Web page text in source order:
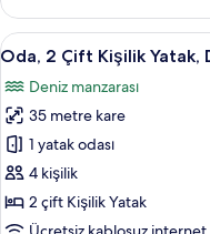
görün
(King)
Boy
Yatak,
Manzaralı
hakkında
daha
fazla
detay
Oda,
2
Çift
Kişilik
Yatak,
Deniz
Manzaralı
için
6
Oda, 2 Çift Kişilik Yatak,
Deniz manzarası
35 metre kare
1 yatak odası
4 kişilik
2 çift Kişilik Yatak